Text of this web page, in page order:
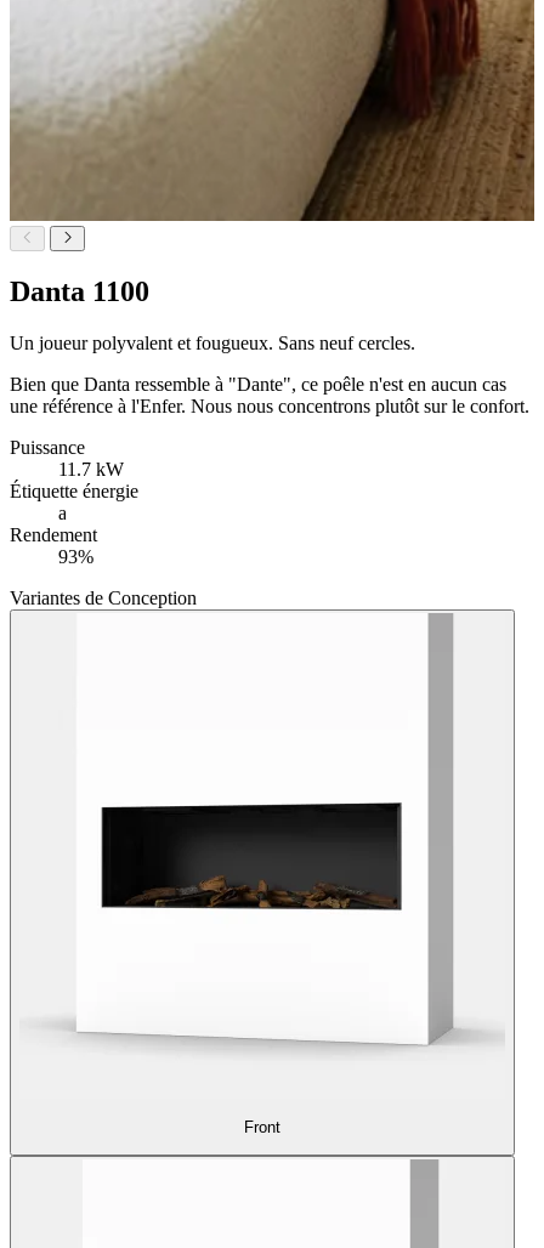
Danta 1100
Un joueur polyvalent et fougueux. Sans neuf cercles.
Bien que Danta ressemble à "Dante", ce poêle n'est en aucun cas
une référence à l'Enfer. Nous nous concentrons plutôt sur le confort.
Puissance
11.7 kW
Étiquette énergie
a
Rendement
93%
Variantes de Conception
Front